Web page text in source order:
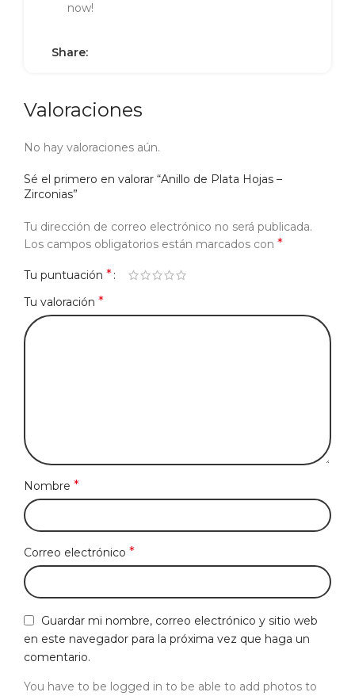
now!
Share:
Valoraciones
No hay valoraciones aún.
Sé el primero en valorar “Anillo de Plata Hojas –
Zirconias”
Tu dirección de correo electrónico no será publicada.
Los campos obligatorios están marcados con *
Tu puntuación *
Tu valoración *
Nombre *
Correo electrónico *
Guardar mi nombre, correo electrónico y sitio web
en este navegador para la próxima vez que haga un
comentario.
You have to be logged in to be able to add photos to